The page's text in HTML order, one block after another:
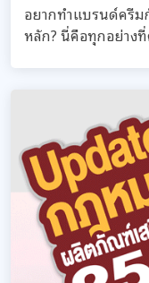
อยากทำแบรนด์ครีม
หลัก? นี่คือทุกอย่าง